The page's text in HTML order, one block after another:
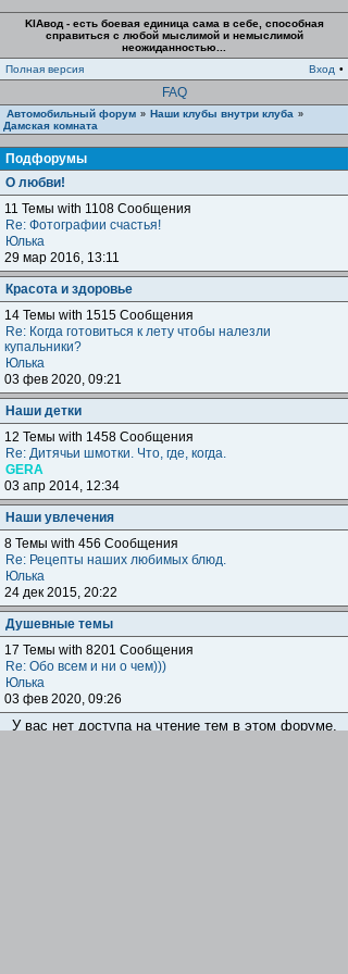
KIAвод - есть боевая единица сама в себе, способная
справиться с любой мыслимой и немыслимой
неожиданностью...
Полная версия
Вход •
FAQ
Автомобильный форум » Наши клубы внутри клуба »
Дамская комната
Подфорумы
О любви!
11 Темы with 1108 Сообщения
Re: Фотографии счастья!
Юлька
29 мар 2016, 13:11
Красота и здоровье
14 Темы with 1515 Сообщения
Re: Когда готовиться к лету чтобы налезли
купальники?
Юлька
03 фев 2020, 09:21
Наши детки
12 Темы with 1458 Сообщения
Re: Дитячьи шмотки. Что, где, когда.
GERA
03 апр 2014, 12:34
Наши увлечения
8 Темы with 456 Сообщения
Re: Рецепты наших любимых блюд.
Юлька
24 дек 2015, 20:22
Душевные темы
17 Темы with 8201 Сообщения
Re: Обо всем и ни о чем)))
Юлька
03 фев 2020, 09:26
У вас нет доступа на чтение тем в этом форуме.